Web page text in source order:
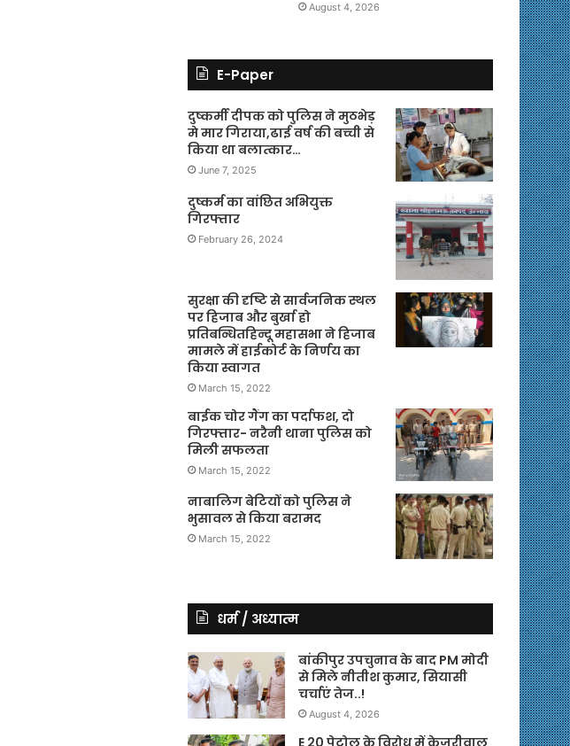
August 4, 2026
E-Paper
दुष्कर्मी दीपक को पुलिस ने मुठभेड़
मे मार गिराया,ढाई वर्ष की बच्ची से
किया था बलात्कार…
June 7, 2025
दुष्कर्म का वांछित अभियुक्त
गिरफ्तार
February 26, 2024
सुरक्षा की दृष्टि से सार्वजनिक स्थल
पर हिजाब और बुर्खा हो
प्रतिबन्धितहिन्दू महासभा ने हिजाब
मामले में हाईकोर्ट के निर्णय का
किया स्वागत
March 15, 2022
बाईक चोर गैंग का पर्दाफश, दो
गिरफ्तार- नरैनी थाना पुलिस को
मिली सफलता
March 15, 2022
नाबालिग बेटियों को पुलिस ने
भुसावल से किया बरामद
March 15, 2022
धर्म / अध्यात्म
बांकीपुर उपचुनाव के बाद PM मोदी
से मिले नीतीश कुमार, सियासी
चर्चाएं तेज..!
August 4, 2026
E 20 पेट्रोल के विरोध में केजरीवाल